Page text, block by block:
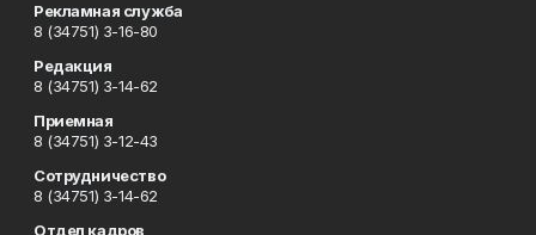
Рекламная служба
8 (34751) 3-16-80
Редакция
8 (34751) 3-14-62
Приемная
8 (34751) 3-12-43
Сотрудничество
8 (34751) 3-14-62
Отдел кадров